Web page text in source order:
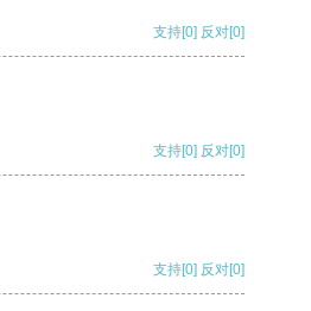
支持[0] 反对[0]
支持[0] 反对[0]
支持[0] 反对[0]